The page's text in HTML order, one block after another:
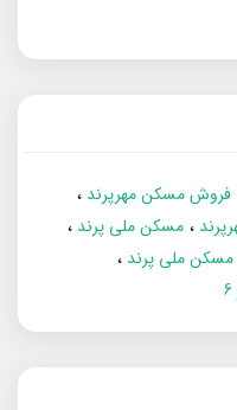
فروش مسکن مهرپرند
مسکن ملی پرند
ملی پرند